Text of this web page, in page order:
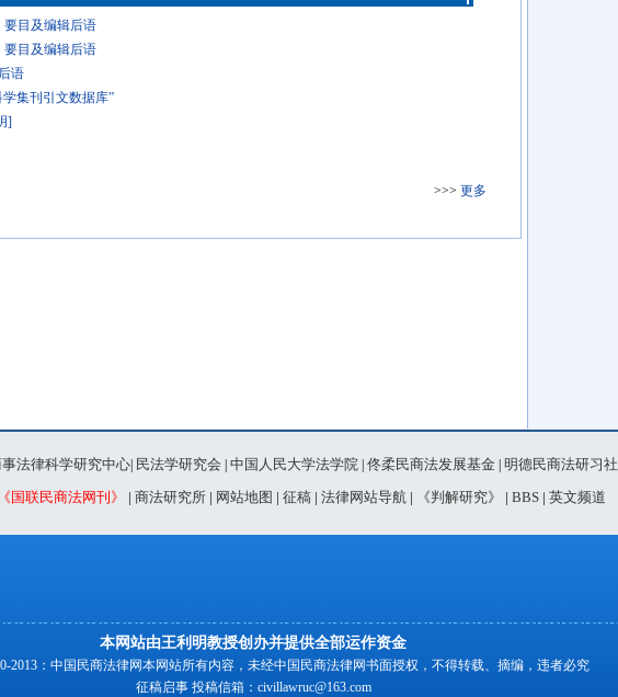
要目及编辑后语
要目及编辑后语
语
集刊引文数据库”
]
>>> 更多
法律科学研究中心 民法学研究会 中国人民大学法学院 佟柔民商法发展基金 明德民商法研习社
《国联民商法网刊》 | 商法研究所 | 网站地图 | 征稿 | 法律网站导航 | 《判解研究》 | BBS | 英文频道
本网站由王利明教授创办并提供全部运作资金
2013：中国民商法律网本网站所有内容，未经中国民商法律网书面授权，不得转载、摘编，违者必究
征稿启事 投稿信箱： civillawruc@163.com